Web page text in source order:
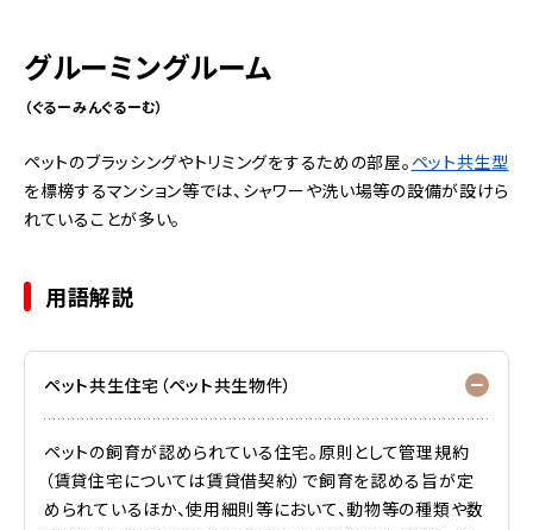
グルーミングルーム
（ぐるーみんぐるーむ）
ペットのブラッシングやトリミングをするための部屋。 ペット共生型
を標榜するマンション等では、シャワーや洗い場等の設備が設けら
れていることが多い。
用語解説
ペット共生住宅（ペット共生物件）
ペットの飼育が認められている住宅。原則として管理規約
（賃貸住宅については賃貸借契約）で飼育を認める旨が定
められているほか、使用細則等において、動物等の種類や数